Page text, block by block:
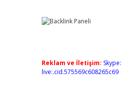
Reklam ve İletişim: Skype:
live:.cid.575569c608265c69